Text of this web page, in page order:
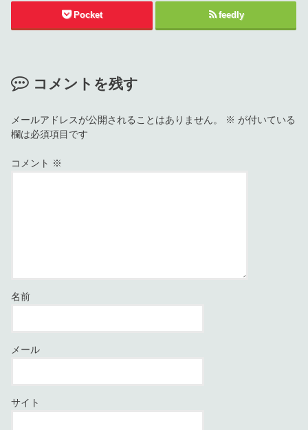
Pocket feedly
コメントを残す
メールアドレスが公開されることはありません。 ※ が付いている
欄は必須項目です
コメント ※
名前
メール
サイト